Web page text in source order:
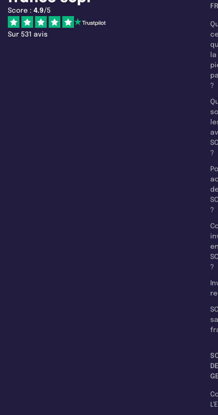
Score : 4.9/5
Sur 531 avis
la
?
?
?
?
DE